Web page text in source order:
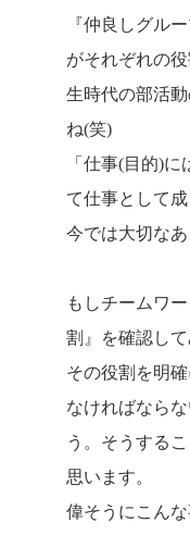
『仲良しグル
がそれぞれの
生時代の部活
ね(笑)
「仕事(目的)
て仕事として
今では大切な
もしチームワ
割』を確認して
その役割を明
なければなら
う。そうする
思います。
偉そうにこん